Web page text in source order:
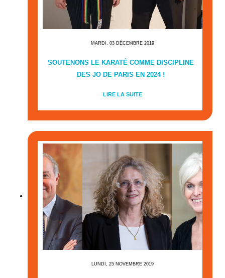
MARDI, 03 DÉCEMBRE 2019
SOUTENONS LE KARATÉ COMME DISCIPLINE
DES JO DE PARIS EN 2024 !
LIRE LA SUITE
LUNDI, 25 NOVEMBRE 2019